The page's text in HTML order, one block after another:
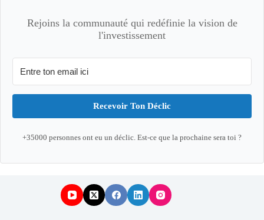
Rejoins la communauté qui redéfinie la vision de
l'investissement
Recevoir Ton Déclic
+35000 personnes ont eu un déclic. Est-ce que la prochaine sera toi ?